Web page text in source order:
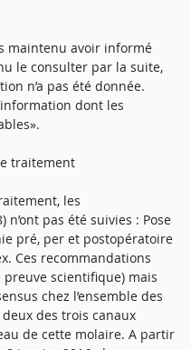
maintenu avoir informé
le consulter par la suite,
n’a pas été donnée.
dont les
traitement
les
n’ont pas été suivies : Pose
pré, per et postopératoire
Ces recommandations
scientifique) mais
chez l’ensemble des
des trois canaux
de cette molaire. A partir